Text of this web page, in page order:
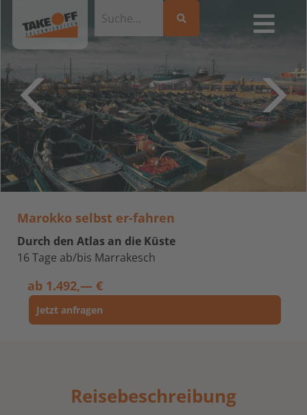
Marokko selbst er-fahren
Durch den Atlas an die Küste
16 Tage ab/bis Marrakesch
ab 1.492,— €
Jetzt anfragen
Reisebeschreibung